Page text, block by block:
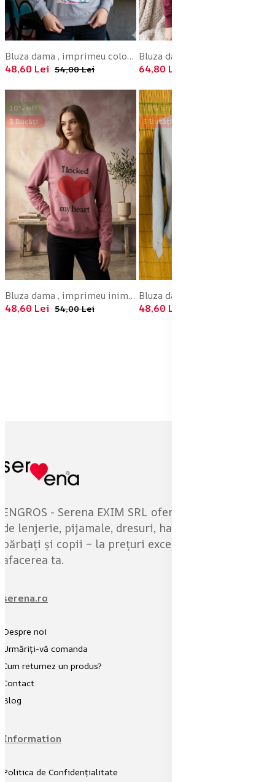
Bluza dama , imprimeu colorat,culoare gri,En-gros
48,60 Lei 54,00 Lei 64,80 Lei
10% off
3 Bucăți
Bluza dama , imprimeu inima rosie,culoare roz inchis ,En-gros
48,60 Lei 54,00 Lei
10% off
3 Bucăți
48,60 Lei
ENGROS - Serena EXIM SRL oferă o gamă variată
de lenjerie, pijamale, dresuri, haine pentru femei,
bărbați și copii – la prețuri excelente pentru
afacerea ta.
serena.ro
Despre noi
Urmăriți-vă comanda
Cum returnez un produs?
Contact
Blog
Information
Politica de Confidențialitate